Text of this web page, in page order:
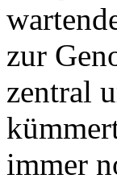
zur
zentral
immer